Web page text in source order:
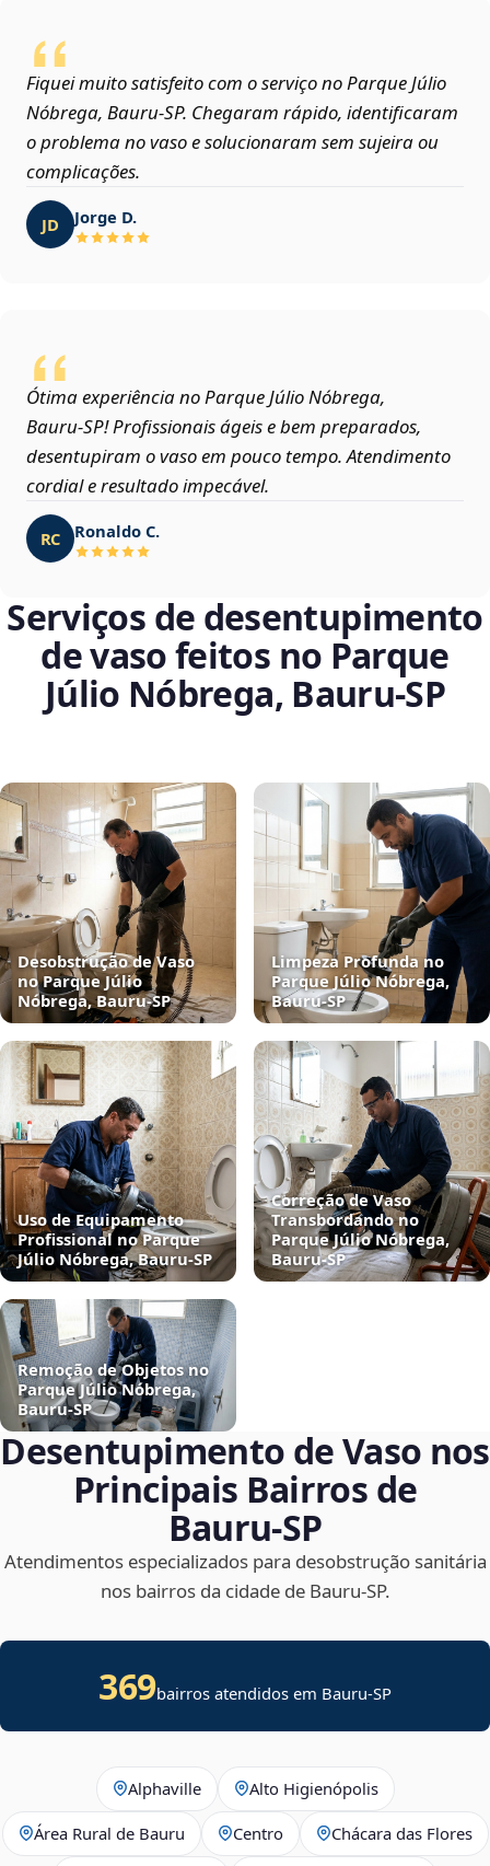
Fiquei muito satisfeito com o serviço no Parque Júlio
Nóbrega, Bauru‑SP. Chegaram rápido, identificaram
o problema no vaso e solucionaram sem sujeira ou
complicações.
JD Jorge D.
Ótima experiência no Parque Júlio Nóbrega,
Bauru‑SP! Profissionais ágeis e bem preparados,
desentupiram o vaso em pouco tempo. Atendimento
cordial e resultado impecável.
RC Ronaldo C.
Serviços de desentupimento
de vaso feitos no Parque
Júlio Nóbrega, Bauru‑SP
Desobstrução de Vaso
no Parque Júlio
Nóbrega, Bauru‑SP
Limpeza Profunda no
Parque Júlio Nóbrega,
Bauru‑SP
Uso de Equipamento
Profissional no Parque
Júlio Nóbrega, Bauru‑SP
Correção de Vaso
Transbordando no
Parque Júlio Nóbrega,
Bauru‑SP
Remoção de Objetos no
Parque Júlio Nóbrega,
Bauru‑SP
Desentupimento de Vaso nos
Principais Bairros de
Bauru‑SP
Atendimentos especializados para desobstrução sanitária
nos bairros da cidade de Bauru‑SP.
369bairros atendidos em Bauru-SP
Alphaville Alto Higienópolis
Área Rural de Bauru Centro Chácara das Flores